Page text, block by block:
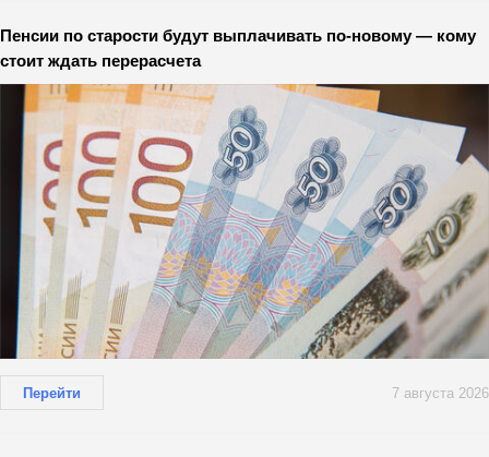
Пенсии по старости будут выплачивать по-новому — кому
стоит ждать перерасчета
Перейти 7 августа 2026